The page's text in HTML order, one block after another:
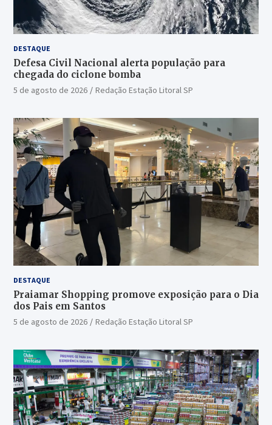
DESTAQUE
Defesa Civil Nacional alerta população para
chegada do ciclone bomba
5 de agosto de 2026 Redação Estação Litoral SP
DESTAQUE
Praiamar Shopping promove exposição para o Dia
dos Pais em Santos
5 de agosto de 2026 Redação Estação Litoral SP